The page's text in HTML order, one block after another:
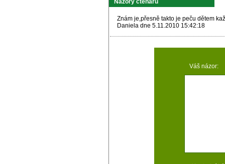
Názory čtenárů
Znám je,přesně takto je peču dětem
Daniela dne 5.11.2010 15:42:18
Váš názor: